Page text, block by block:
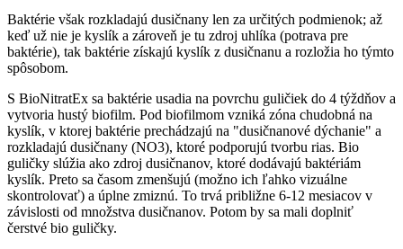
Baktérie však rozkladajú dusičnany len za určitých podmienok; až
keď už nie je kyslík a zároveň je tu zdroj uhlíka (potrava pre
baktérie), tak baktérie získajú kyslík z dusičnanu a rozložia ho týmto
spôsobom.
S BioNitratEx sa baktérie usadia na povrchu guličiek do 4 týždňov a
vytvoria hustý biofilm. Pod biofilmom vzniká zóna chudobná na
kyslík, v ktorej baktérie prechádzajú na "dusičnanové dýchanie" a
rozkladajú dusičnany (NO3), ktoré podporujú tvorbu rias. Bio
guličky slúžia ako zdroj dusičnanov, ktoré dodávajú baktériám
kyslík. Preto sa časom zmenšujú (možno ich ľahko vizuálne
skontrolovať) a úplne zmiznú. To trvá približne 6-12 mesiacov v
závislosti od množstva dusičnanov. Potom by sa mali doplniť
čerstvé bio guličky.